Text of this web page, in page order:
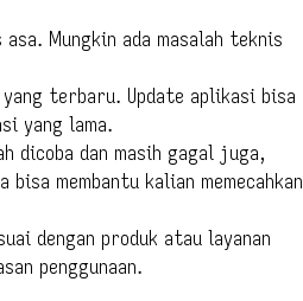
Mungkin ada masalah teknis
terbaru. Update aplikasi bisa
yang lama.
dicoba dan masih gagal juga,
membantu kalian memecahkan
dengan produk atau layanan
penggunaan.